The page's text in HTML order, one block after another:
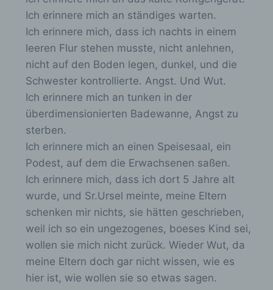
Ich erinnere mich an ständiges warten.
Ich erinnere mich, dass ich nachts in einem
leeren Flur stehen musste, nicht anlehnen,
nicht auf den Boden legen, dunkel, und die
Schwester kontrollierte. Angst. Und Wut.
Ich erinnere mich an tunken in der
überdimensionierten Badewanne, Angst zu
sterben.
Ich erinnere mich an einen Speisesaal, ein
Podest, auf dem die Erwachsenen saßen.
Ich erinnere mich, dass ich dort 5 Jahre alt
wurde, und Sr.Ursel meinte, meine Eltern
schenken mir nichts, sie hätten geschrieben,
weil ich so ein ungezogenes, boeses Kind sei,
wollen sie mich nicht zurück. Wieder Wut, da
meine Eltern doch gar nicht wissen, wie es
hier ist, wie wollen sie so etwas sagen.
Maßnahmen unterliegen, die gewährleisten,
dass die personenbezogenen Daten nicht
einer identifizierten oder identifizierbaren
natürlichen Person zugewiesen werden.
g) Verantwortlicher oder für die
Verarbeitung Verantwortlicher
Verantwortlicher oder für die Verarbeitung
Verantwortlicher ist die natürliche oder
juristische Person, Behörde, Einrichtung
oder andere Stelle, die allein oder
gemeinsam mit anderen über die Zwecke
und Mittel der Verarbeitung von
personenbezogenen Daten entscheidet. Sind
die Zwecke und Mittel dieser Verarbeitung
durch das Unionsrecht oder das Recht der
Mitgliedstaaten vorgegeben, so kann der
Verantwortliche beziehungsweise können die
bestimmten Kriterien seiner Benennung nach
dem Unionsrecht oder dem Recht der
Mitgliedstaaten vorgesehen werden.